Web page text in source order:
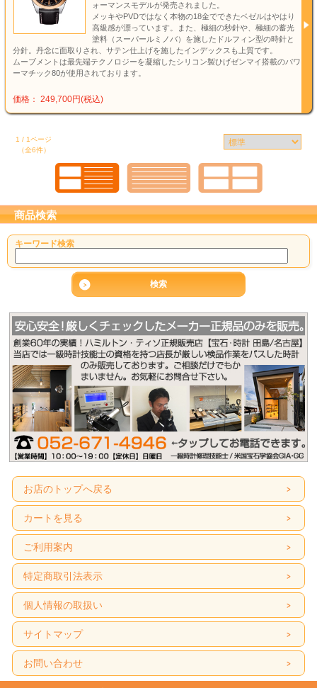
ォーマンスモデルが発売されました。
メッキやPVDではなく本物の18金でできたベゼルはやはり
高級感が漂っています。また、極細の秒針や、極細の蓄光
塗料（スーパールミノバ）を施したドルフィン型の時針と
分針。丹念に面取りされ、サテン仕上げを施したインデックスも上質です。
ムーブメントは最先端テクノロジーを凝縮したシリコン製ひげゼンマイ搭載のパワ
ーマチック80が使用されております。
価格： 249,700円(税込)
1 / 1ページ
（全6件）
商品検索
キーワード検索
お店のトップへ戻る
カートを見る
ご利用案内
特定商取引法表示
個人情報の取扱い
サイトマップ
お問い合わせ